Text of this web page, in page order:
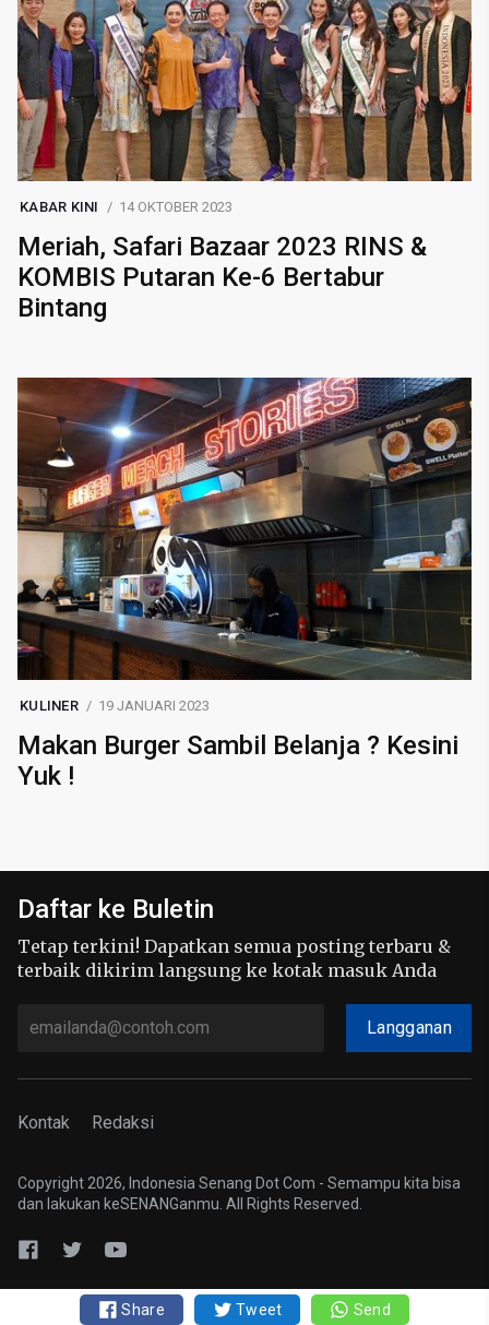
Share Tweet Send
KABAR KINI 14 OKTOBER 2023
Meriah, Safari Bazaar 2023 RINS &
KOMBIS Putaran Ke-6 Bertabur
Bintang
KULINER 19 JANUARI 2023
Makan Burger Sambil Belanja ? Kesini
Yuk !
Daftar ke Buletin
Tetap terkini! Dapatkan semua posting terbaru &
terbaik dikirim langsung ke kotak masuk Anda
Langganan
Kontak Redaksi
Copyright 2026, Indonesia Senang Dot Com - Semampu kita bisa
dan lakukan keSENANGanmu. All Rights Reserved.